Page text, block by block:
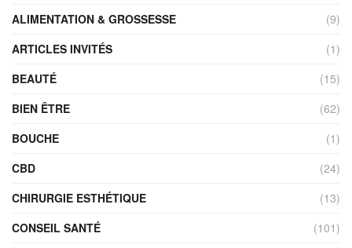
ALIMENTATION & GROSSESSE
(9)
ARTICLES INVITÉS
(1)
BEAUTÉ
(15)
BIEN ÊTRE
(62)
BOUCHE
(1)
CBD
(24)
CHIRURGIE ESTHÉTIQUE
(13)
CONSEIL SANTÉ
(101)